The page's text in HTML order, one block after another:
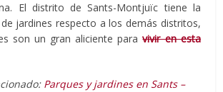
El distrito de Sants-Montjuïc tiene la
jardines respecto a los demás distritos,
son un gran aliciente paravivir en esta
Parques y jardines en Sants –